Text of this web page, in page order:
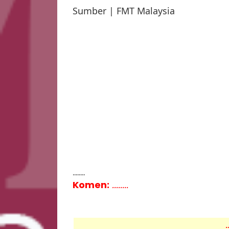
Sumber | FMT Malaysia
........
Komen: ........